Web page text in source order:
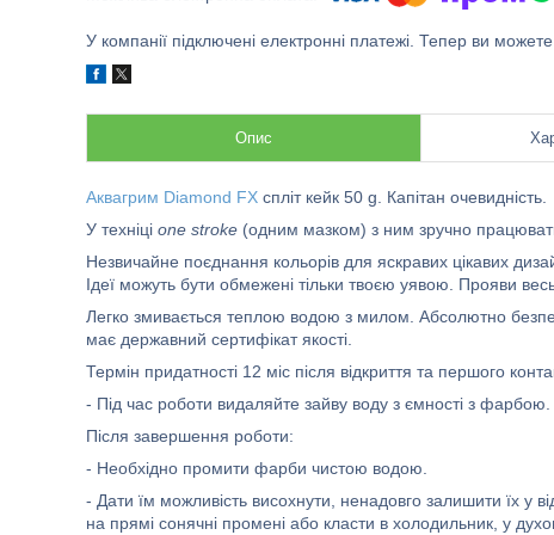
У компанії підключені електронні платежі. Тепер ви
Опис
Аквагрим Diamond FX спліт кейк 50 g. Капітан очевидність.
У техніці one stroke (одним мазком) з ним зручно
Незвичайне поєднання кольорів для яскравих цікавих
Ідеї можуть бути обмежені тільки твоєю уявою. Прояви
Легко змивається теплою водою з милом. Абсолютно
має державний сертифікат якості.
Термін придатності 12 міс після відкриття та першого
- Під час роботи видаляйте зайву воду з ємності з фарбою.
Після завершення роботи:
- Необхідно промити фарби чистою водою.
- Дати їм можливість висохнути, ненадовго залишити їх у
на прямі сонячні промені або класти в холодильник, у